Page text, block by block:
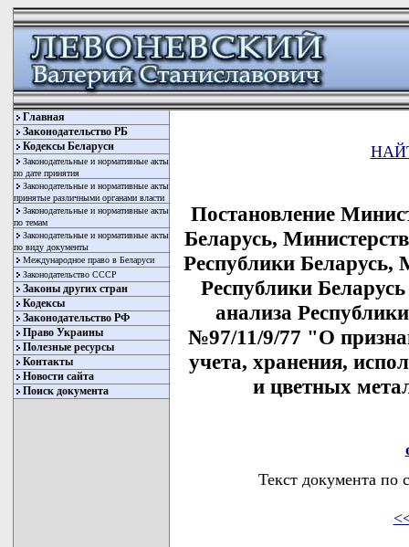
Главная
Законодательство РБ
Кодексы Беларуси
Законодательные и нормативные акты
по дате принятия
Законодательные и нормативные акты
принятые различными органами власти
Законодательные и нормативные акты
по темам
Законодательные и нормативные акты
по виду документы
Международное право в Беларуси
Законодательство СССР
Законы других стран
Кодексы
Законодательство РФ
Право Украины
Полезные ресурсы
Контакты
Новости сайта
Поиск документа
Постановление
Беларусь,
Республики
Республики
анализа
№97/11/9/77 "О
учета, хранения,
и цветных
Текст документа по